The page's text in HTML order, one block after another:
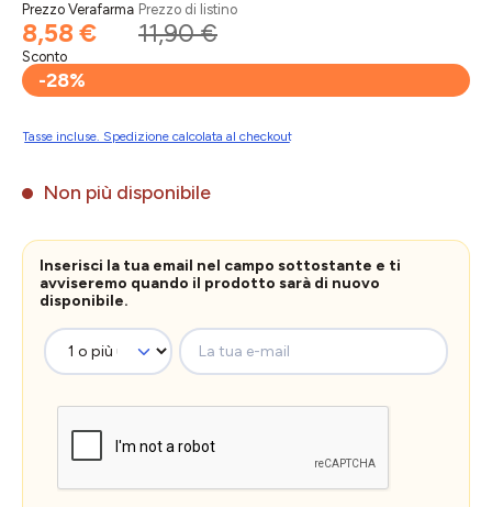
Prezzo Verafarma
8,58 €
Prezzo di listino
11,90 €
Sconto
-28%
Tasse incluse. Spedizione calcolata al checkout
Non più disponibile
Inserisci la tua email nel campo sottostante e ti
avviseremo quando il prodotto sarà di nuovo
disponibile.
La tua e-mail